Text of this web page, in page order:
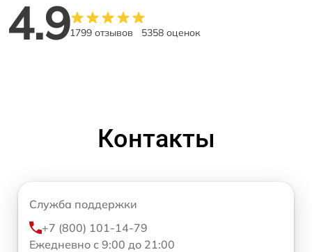
4.91799 отзывов 5358 оценок
Контакты
Служба поддержки
+7 (800) 101-14-79
Ежедневно с 9:00 до 21:00